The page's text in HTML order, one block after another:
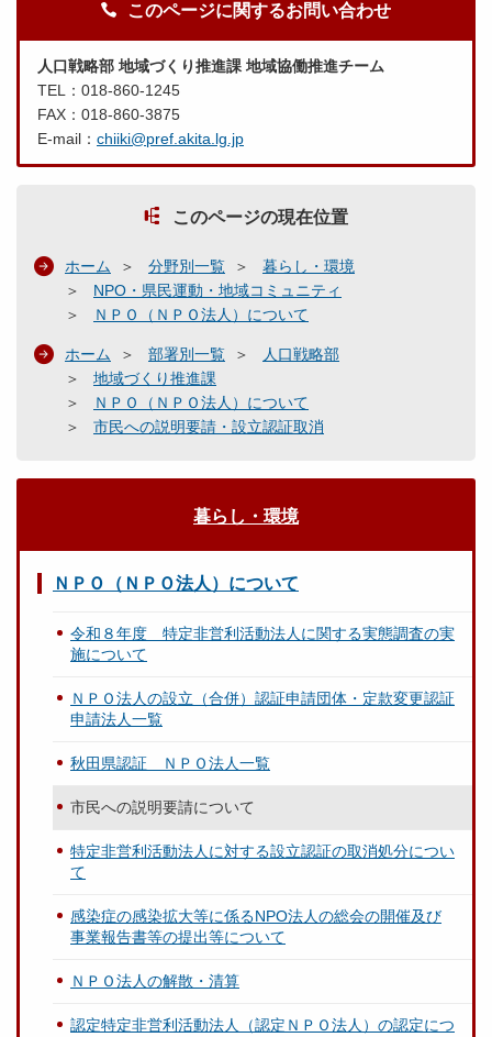
このページに関するお問い合わせ
人口戦略部 地域づくり推進課 地域協働推進チーム
TEL：018-860-1245
FAX：018-860-3875
E-mail： chiiki@pref.akita.lg.jp
このページの現在位置
ホーム 分野別一覧
暮らし・環境
NPO・県民運動・地域コミュニティ
ＮＰＯ（ＮＰＯ法人）について
ホーム 部署別一覧
人口戦略部
地域づくり推進課
ＮＰＯ（ＮＰＯ法人）について
市民への説明要請・設立認証取消
暮らし・環境
ＮＰＯ（ＮＰＯ法人）について
令和８年度 特定非営利活動法人に関する実態調査の実
施について
ＮＰＯ法人の設立（合併）認証申請団体・定款変更認証
申請法人一覧
秋田県認証 ＮＰＯ法人一覧
市民への説明要請について
特定非営利活動法人に対する設立認証の取消処分につい
て
感染症の感染拡大等に係るNPO法人の総会の開催及び
事業報告書等の提出等について
ＮＰＯ法人の解散・清算
認定特定非営利活動法人（認定ＮＰＯ法人）の認定につ